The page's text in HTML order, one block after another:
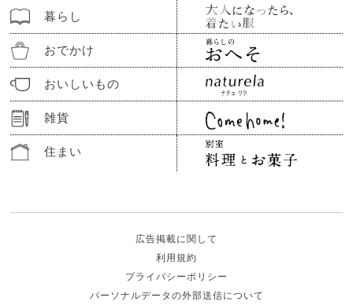
暮らし
おでかけ
おいしいもの
雑貨
住まい
広告掲載に関して
利用規約
プライバシーポリシー
パーソナルデータの外部送信について